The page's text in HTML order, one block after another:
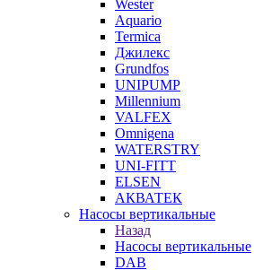
Wester
Aquario
Termica
Джилекс
Grundfos
UNIPUMP
Millennium
VALFEX
Omnigena
WATERSTRY
UNI-FITT
ELSEN
АКВАТЕК
Насосы вертикальные
Назад
Насосы вертикальные
DAB